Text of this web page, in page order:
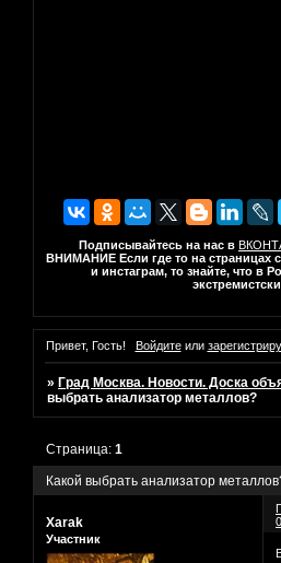
Подписывайтесь на нас в
ВНИМАНИЕ Если где то на страницах
и инстаграм, то знайте, что в
Привет, Гость! Войдитеили
» Град Москва. Новости. Доска
выбрать анализатор металлов?
Какой выбрать анализатор
Страница:1
Xarak
Участник